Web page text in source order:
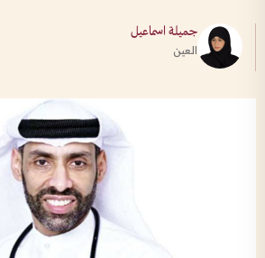
جميلة اسماعيل
العين